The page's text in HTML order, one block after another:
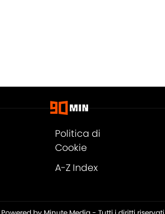
Politica di
Cookie
A-Z Index